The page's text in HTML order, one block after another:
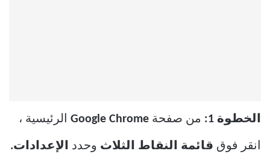
الخطوة 1: من صفحة Google Chrome الرئيسية ،
انقر فوق قائمة النقاط الثلاث وحدد الإعدادات.